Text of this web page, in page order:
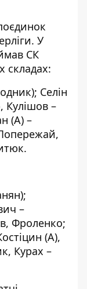
У
СК
складах:
Селін
Кулішов –
(А) –
–
Фроленко;
(А),
Курах –